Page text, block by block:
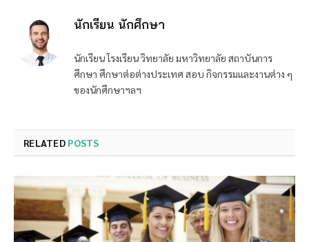
นักเรียน นักศึกษา
นักเรียน โรงเรียน วิทยาลัย มหาวิทยาลัย สถาบันการ
ศึกษา ศึกษาต่อต่างประเทศ สอบ กิจกรรมและงานต่าง ๆ
ของนักศึกษาฯลฯ
RELATED POSTS